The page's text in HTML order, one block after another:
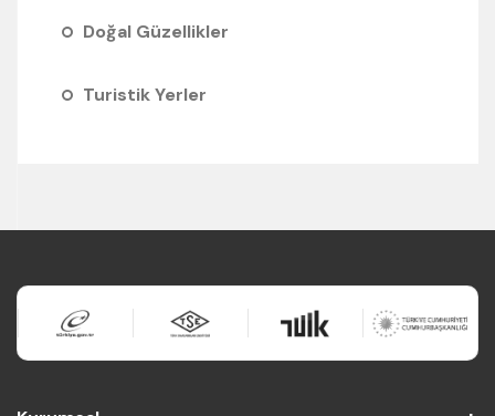
Doğal Güzellikler
Turistik Yerler